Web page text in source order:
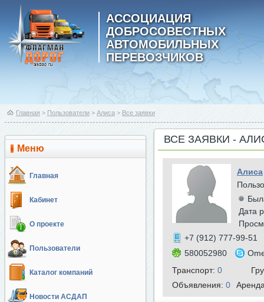
АССОЦИАЦИЯ
ДОБРОСОВЕСТНЫХ
АВТОМОБИЛЬНЫХ
ПЕРЕВОЗЧИКОВ
Главная > Пользователи > Алиса > Все заявки
Меню
Главная
Кабинет
О проекте
Пользователи
Каталог компаний
Новости АСДАП
ВСЕ ЗАЯВКИ -
Алиса
Дата
+7 (912) 777-99-51
580052980
Транспорт: 0
Объявления: 0